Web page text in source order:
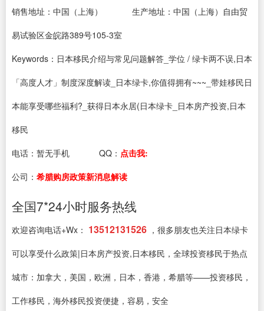
销售地址：中国（上海）
生产地址：中国（上海）自由贸
易试验区金皖路389号105-3室
Keywords：日本移民介绍与常见问题解答_学位 / 绿卡两不误,日本
「高度人才」制度深度解读_日本绿卡,你值得拥有~~~_带娃移民日
本能享受哪些福利?_获得日本永居(日本绿卡_日本房产投资,日本
移民
电话： 暂无手机 QQ： 点击我:
公司： 希腊购房政策新消息解读
全国7*24小时服务热线
欢迎咨询电话+Wx： 13512131526 ，很多朋友也关注日本绿卡
可以享受什么政策|日本房产投资,日本移民，全球投资移民于热点
城市：加拿大，美国，欧洲，日本，香港，希腊等——投资移民，
工作移民，海外移民投资便捷，容易，安全